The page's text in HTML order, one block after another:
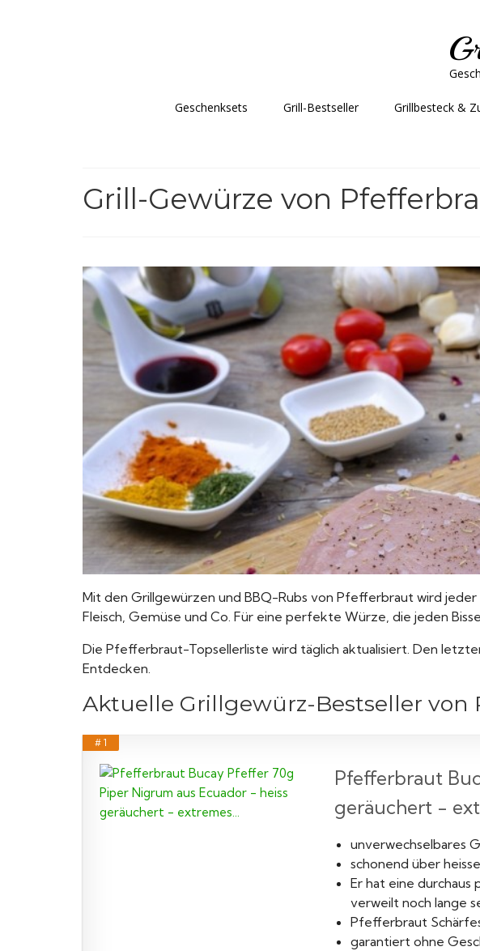
Geschenksets Grill-Bestseller Grillbesteck &
Grill-Gewürze von
Mit den Grillgewürzen und BBQ-Rubs von Pfefferbraut wird
Fleisch, Gemüse und Co. Für eine perfekte Würze, die jeden
Die Pfefferbraut-Topsellerliste wird täglich aktualisiert. Den
Entdecken.
Aktuelle Grillgewürz-Bestseller von
# 1
Pfefferbraut
geräuchert -
unverwechselbares
schonend über
Er hat eine durchaus
verweilt noch lange
Pfefferbraut
garantiert ohne